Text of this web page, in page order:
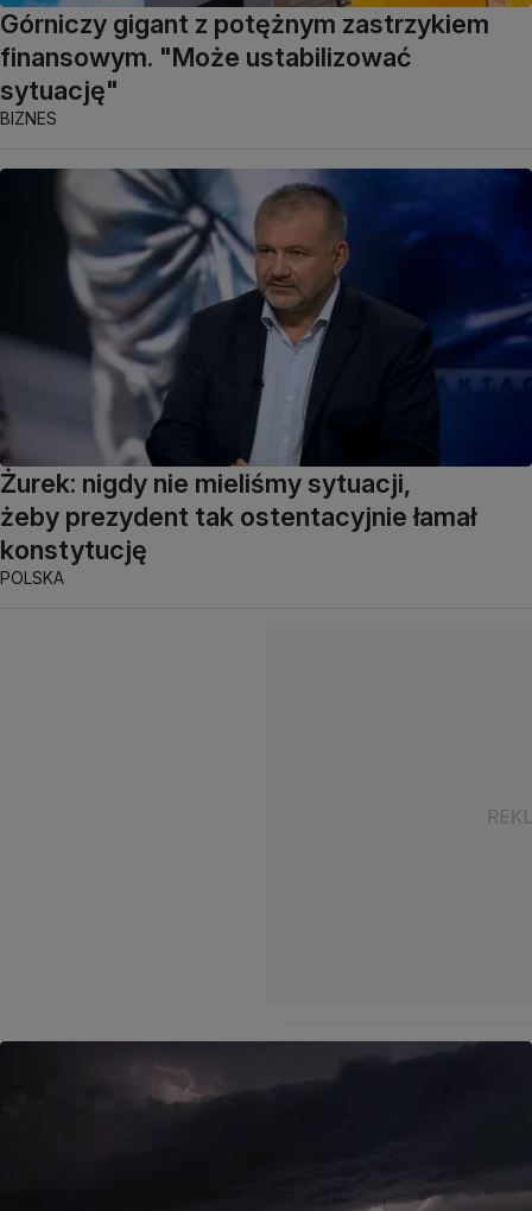
Górniczy gigant z potężnym zastrzykiem
finansowym. "Może ustabilizować
sytuację"
BIZNES
Żurek: nigdy nie mieliśmy sytuacji,
żeby prezydent tak ostentacyjnie łamał
konstytucję
POLSKA